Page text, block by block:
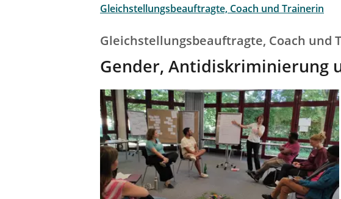
Gleichstellungsbeauftragte, Coach und Trainerin
Gleichstellungsbeauftragte, Coach und
Gender,